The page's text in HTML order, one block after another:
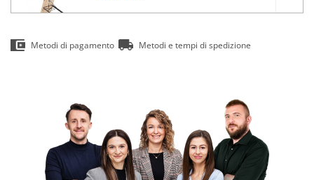
Metodi di pagamento Metodi e tempi di spedizione